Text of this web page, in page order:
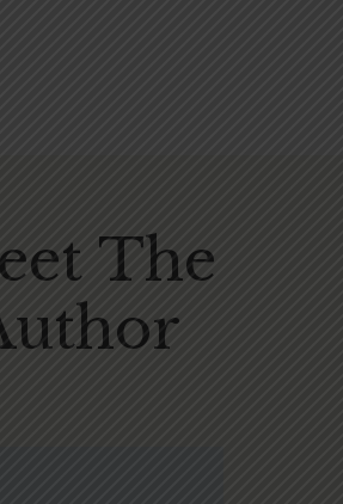
The